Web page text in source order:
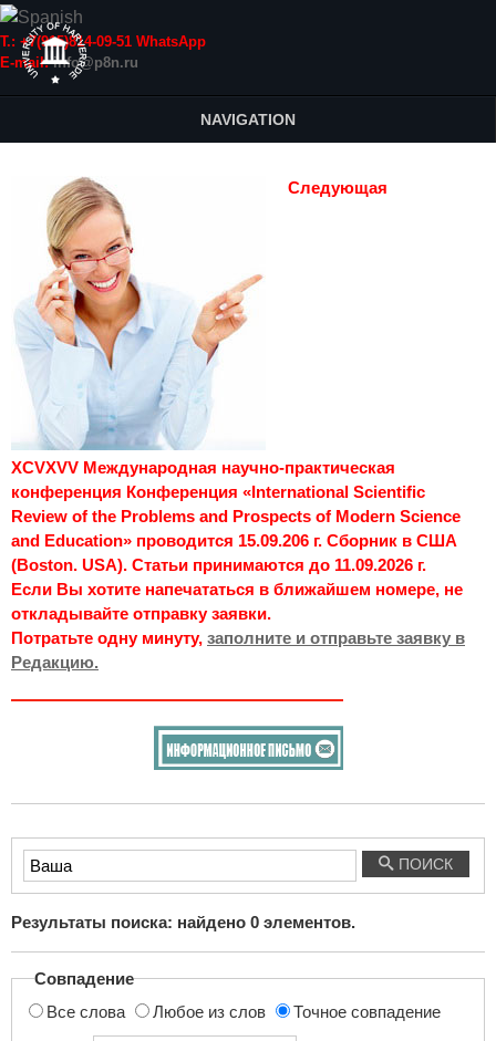
Т.: +7(915)814-09-51 WhatsApp
E-mail:info@p8n.ru
NAVIGATION
Следующая
XCVXVV Международная научно-практическая
конференция Конференция «International Scientific
Review of the Problems and Prospects of Modern Science
and Education» проводится 15.09.206 г. Сборник в США
(Boston. USA). Статьи принимаются до 11.09.2026 г.
Если Вы хотите напечататься в ближайшем номере, не
откладывайте отправку заявки.
Потратьте одну минуту, заполните и отправьте заявку в
Редакцию.
Введите
текст
поиска...
ПОИСК
Результаты поиска: найдено 0 элементов.
Совпадение
Все слова
Любое из слов Точное совпадение